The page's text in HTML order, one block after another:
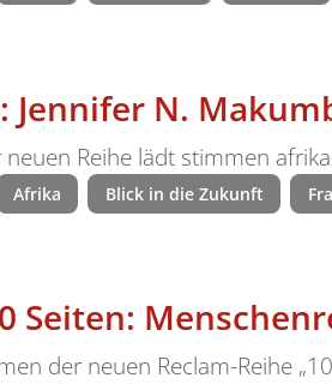
Jennifer N.
neuen Reihe lädt stimmen
Afrika Blick in die Zukunft
Seiten:
der neuen Reclam-Reihe